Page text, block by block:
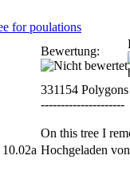
for poulations
Bewertung:
331154 Polygons
---------------------
On this tree I
Hochgeladen